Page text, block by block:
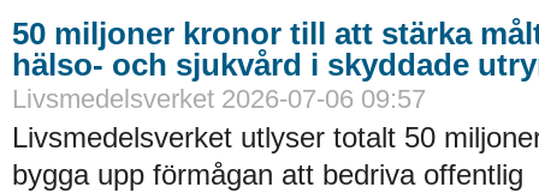
50 miljoner kronor till att stärka
hälso- och sjukvård i skyddade
Livsmedelsverket 2026-07-06 09:57
Livsmedelsverket utlyser totalt 50
bygga upp förmågan att bedriva offentlig